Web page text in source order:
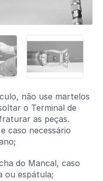
não use martelos
o Terminal de
as peças.
caso necessário
do Mancal, caso
ou espátula;